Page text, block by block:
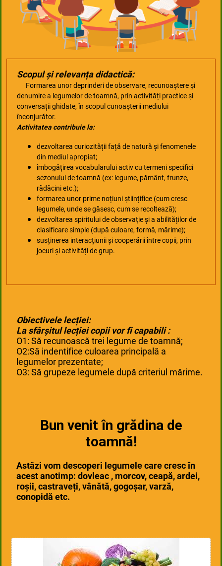
Scopul și relevanța didactică:
Formarea unor deprinderi de observare, recunoaștere și
denumire a legumelor de toamnă, prin activități practice și
conversații ghidate, în scopul cunoașterii mediului
înconjurător.
Activitatea contribuie la:
dezvoltarea curiozității față de natură și fenomenele
din mediul apropiat;
îmbogățirea vocabularului activ cu termeni specifici
sezonului de toamnă (ex: legume, pământ, frunze,
rădăcini etc.);
formarea unor prime noțiuni științifice (cum cresc
legumele, unde se găsesc, cum se recoltează);
dezvoltarea spiritului de observație și a abilităților de
clasificare simple (după culoare, formă, mărime);
susținerea interacțiunii și cooperării între copii, prin
jocuri și activități de grup.
Obiectivele lecției:
La sfârșitul lecției copii vor fi capabili :
O1: Să recunoască trei legume de toamnă;
O2:Să indentifice culoarea principală a
legumelor prezentate;
O3: Să grupeze legumele după criteriul mărime.
Bun venit în grădina de
toamnă!
Astăzi vom descoperi legumele care cresc în
acest anotimp: dovleac , morcov, ceapă, ardei,
roșii, castraveți, vânătă, gogoșar, varză,
conopidă etc.